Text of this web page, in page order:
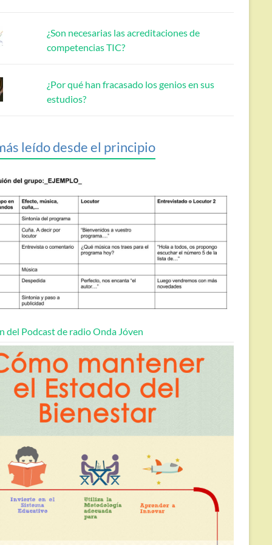
¿Son necesarias las acreditaciones de
competencias TIC?
¿Por qué han fracasado los genios en sus
estudios?
leído desde el principio
del Podcast de radio Onda Jóven